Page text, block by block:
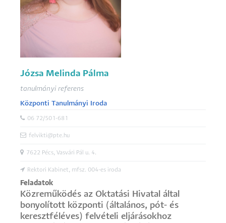
Józsa Melinda Pálma
tanulmányi referens
Központi Tanulmányi Iroda
06 72/501-681
felvikti@pte.hu
7622 Pécs, Vasvári Pál u. 4.
Rektori Kabinet, mfsz. 004-es iroda
Feladatok
Közreműködés az Oktatási Hivatal által
bonyolított központi (általános, pót- és
keresztféléves) felvételi eljárásokhoz